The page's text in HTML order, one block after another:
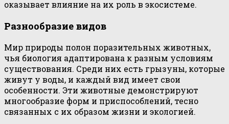
оказывает влияние на их роль в экосистеме.
Разнообразие видов
Мир природы полон поразительных животных,
чья биология адаптирована к разным условиям
существования. Среди них есть грызуны, которые
живут у воды, и каждый вид имеет свои
особенности. Эти животные демонстрируют
многообразие форм и приспособлений, тесно
связанных с их образом жизни и экологией.